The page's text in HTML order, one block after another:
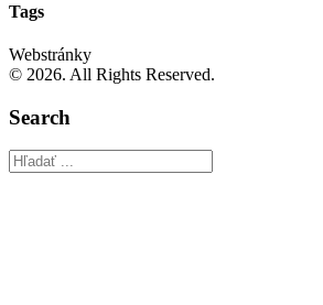
Tags
Webstránky
© 2026. All Rights Reserved.
Search